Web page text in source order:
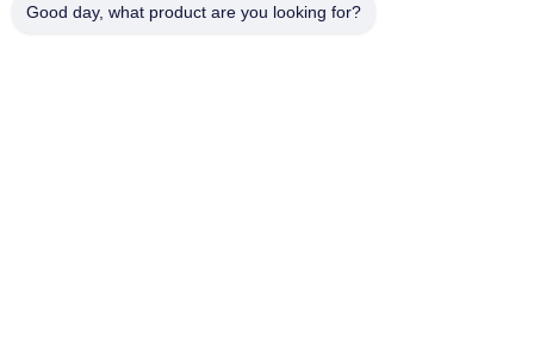
Good day, what product are you looking for?